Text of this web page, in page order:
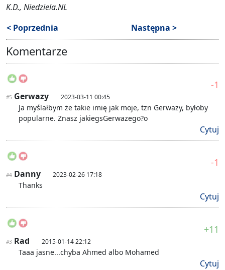
K.D., Niedziela.NL
< Poprzednia
Następna >
Komentarze
-1
#5 Gerwazy 2023-03-11 00:45
Ja myślałbym że takie imię jak moje, tzn Gerwazy, byłoby
popularne. Znasz jakiegsGerwazego?o
Cytuj
-1
#4 Danny 2023-02-26 17:18
Thanks
Cytuj
+11
#3 Rad 2015-01-14 22:12
Taaa jasne...chyba Ahmed albo Mohamed
Cytuj